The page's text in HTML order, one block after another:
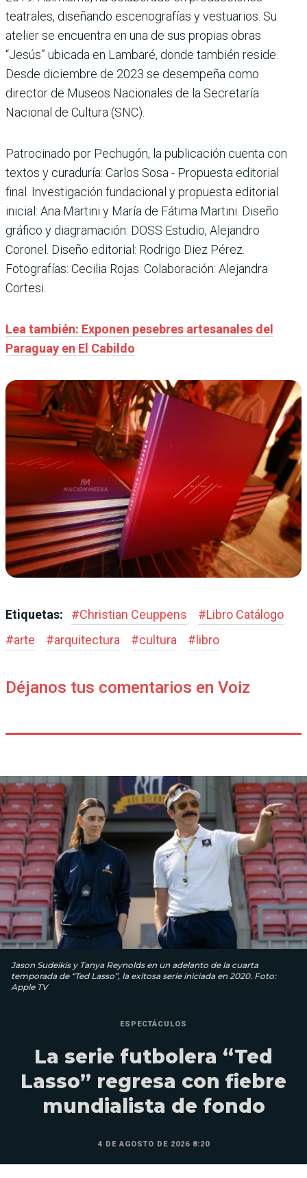
teatrales, diseñando escenografías y vestuarios. Su
atelier se encuentra en una de sus propias obras
“Jesús” ubicada en Lambaré, donde también reside.
Desde diciembre de 2023 se desempeña como
director de Museos Nacionales de la Secretaría
Nacional de Cultura (SNC).
Patrocinado por Pechugón, la publicación cuenta con
textos y curaduría: Carlos Sosa - Propuesta editorial
final. Investigación fundacional y propuesta editorial
inicial: Ana Martini y María de Fátima Martini. Diseño
gráfico y diagramación: DOSS Estudio, Alejandro
Coronel. Diseño editorial: Rodrigo Diez Pérez.
Fotografías: Cecilia Rojas. Colaboración: Alejandra
Cortesi.
Lea también: Exponen pesebres artesanales del
Paraguay en El Cabildo
Etiquetas: #Christian Ceuppens #Libro Catálogo
#arte #arquitectura #cultura #libro
Déjanos tus comentarios en Voiz
Jason Sudeikis y Tanya Reynolds en un adelanto de la cuarta
temporada de “Ted Lasso”, la exitosa serie iniciada en 2020. Foto:
Apple TV
ESPECTÁCULOS
La serie futbolera “Ted
Lasso” regresa con fiebre
mundialista de fondo
4 DE AGOSTO DE 2026 8:20